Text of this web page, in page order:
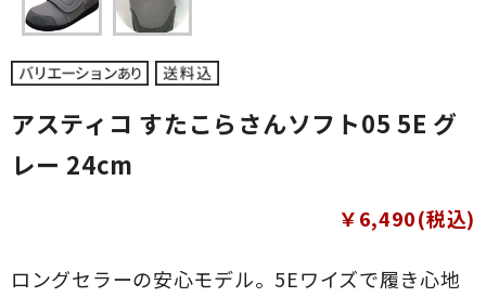
アスティコ すたこらさんソフト05 5E グ
レー 24cm
ロングセラーの安心モデル。5Eワイズで履き心地
￥6,490(税込)